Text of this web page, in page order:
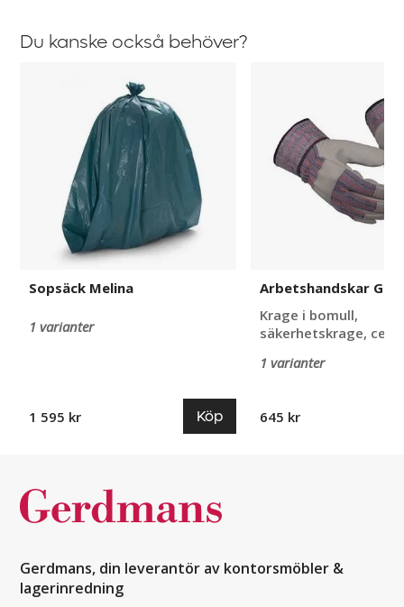
Du kanske också behöver?
Sopsäck Melina
1 varianter
1 595 kr Köp
Arbetshandskar
Krage i bomull,
säkerhetskrage, ce-
1 varianter
645 kr
Gerdmans, din leverantör av kontorsmöbler &
lagerinredning